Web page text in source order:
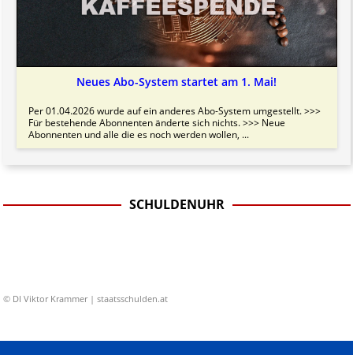
Neues Abo-System startet am 1. Mai!
Per 01.04.2026 wurde auf ein anderes Abo-System umgestellt. >>>
Für bestehende Abonnenten änderte sich nichts. >>> Neue
Abonnenten und alle die es noch werden wollen, ...
SCHULDENUHR
© DI Viktor Krammer | staatsschulden.at